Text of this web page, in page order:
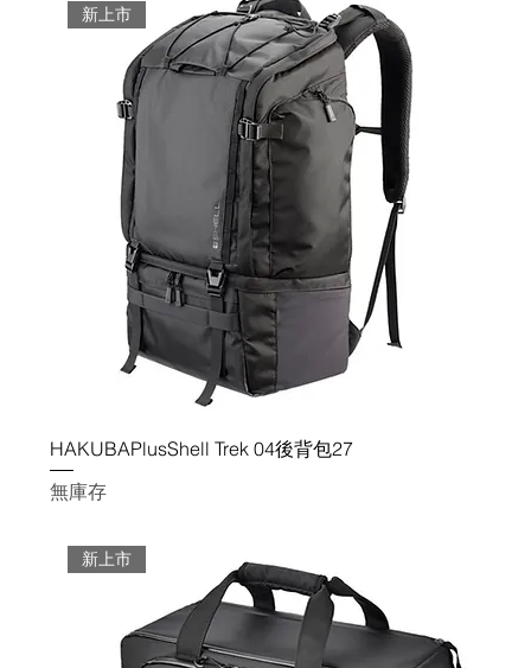
新上市
HAKUBAPlusShell Trek 04後背包27
無庫存
新上市